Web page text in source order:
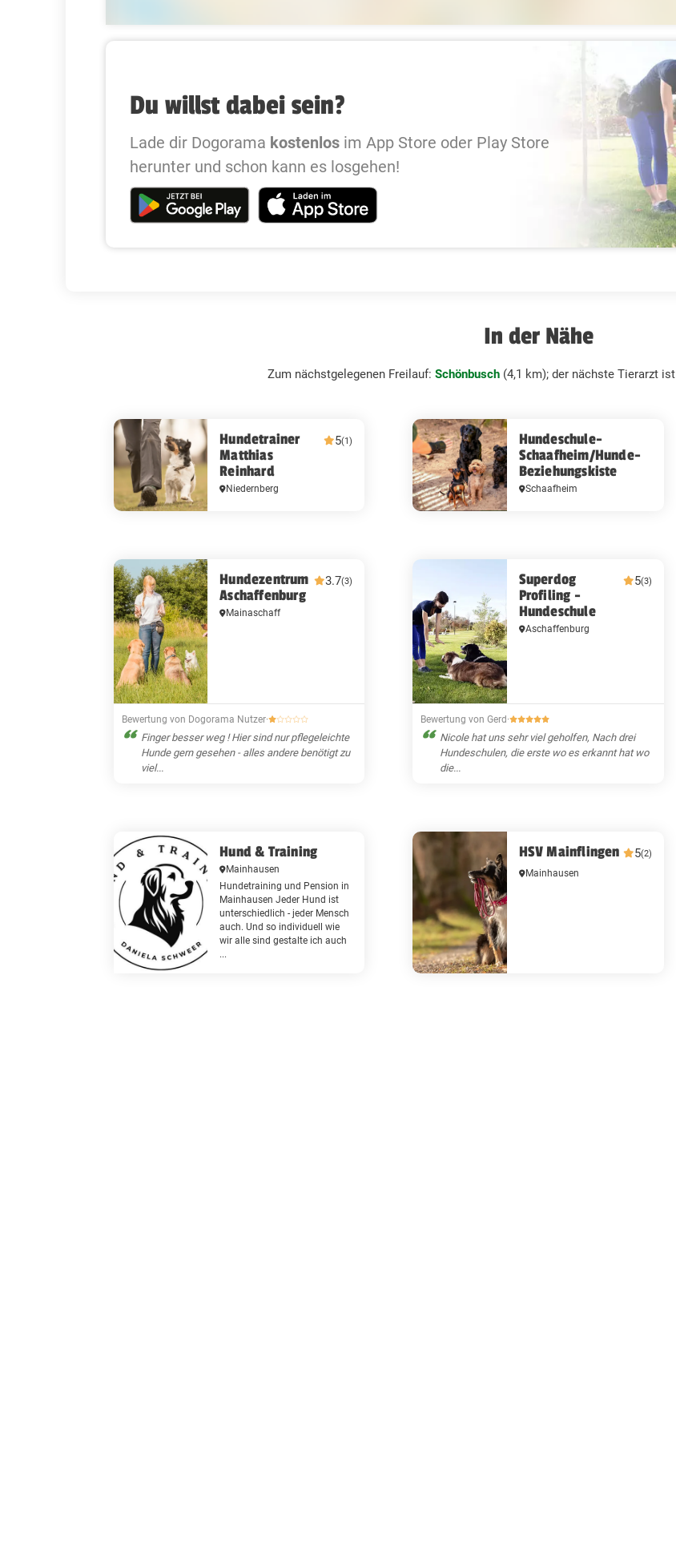
Du willst dabei sein?
Lade dir Dogorama kostenlos im App Store oder Play Store
herunter und schon kann es losgehen!
In der Nähe
Zum nächstgelegenen Freilauf: Schönbusch (4,1 km); der nächste Tierarzt ist
Hundetrainer
Matthias
Reinhard
5(1)
Niedernberg
Hundeschule-
Schaafheim/Hunde-
Beziehungskiste
Schaafheim
Hundezentrum
Aschaffenburg
3.7(3)
Mainaschaff
Bewertung von Dogorama Nutzer·
Finger besser weg ! Hier sind nur pflegeleichte
Hunde gern gesehen - alles andere benötigt zu
viel...
Superdog
Profiling -
Hundeschule
5(3)
Aschaffenburg
Bewertung von Gerd·
Nicole hat uns sehr viel geholfen, Nach drei
Hundeschulen, die erste wo es erkannt hat wo
die...
Hund & Training
Mainhausen
Hundetraining und Pension in
Mainhausen Jeder Hund ist
unterschiedlich - jeder Mensch
auch. Und so individuell wie
wir alle sind gestalte ich auch
...
HSV Mainflingen 5(2)
Mainhausen